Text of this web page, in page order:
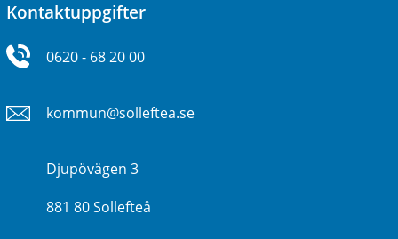
Kontaktuppgifter
0620 - 68 20 00
kommun@solleftea.se
Djupövägen 3
881 80 Sollefteå